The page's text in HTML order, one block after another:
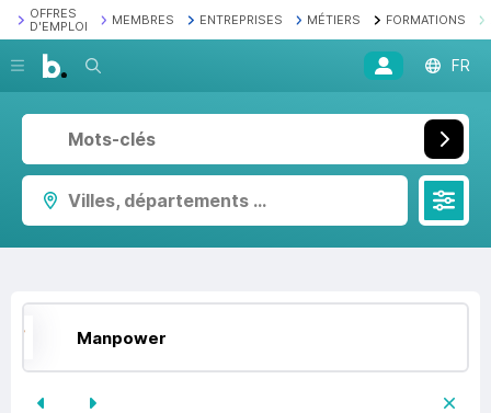
OFFRES
D'EMPLOI
MEMBRES ENTREPRISES MÉTIERS FORMATIONS
Recherche FR
Villes, départements ...
Manpower